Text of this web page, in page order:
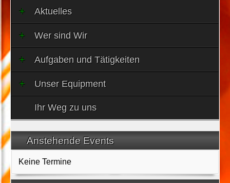
Aktuelles
Wer sind Wir
Aufgaben und Tätigkeiten
Unser Equipment
Ihr Weg zu uns
Anstehende Events
Keine Termine